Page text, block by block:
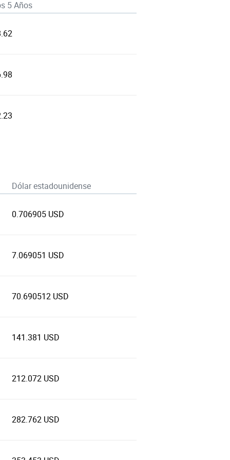
5 Años
Dólar estadounidense
0.706905 USD
7.069051 USD
70.690512 USD
141.381 USD
212.072 USD
282.762 USD